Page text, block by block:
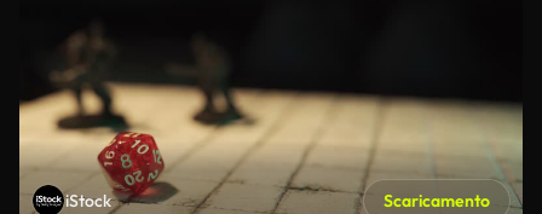
iStock Scaricamento